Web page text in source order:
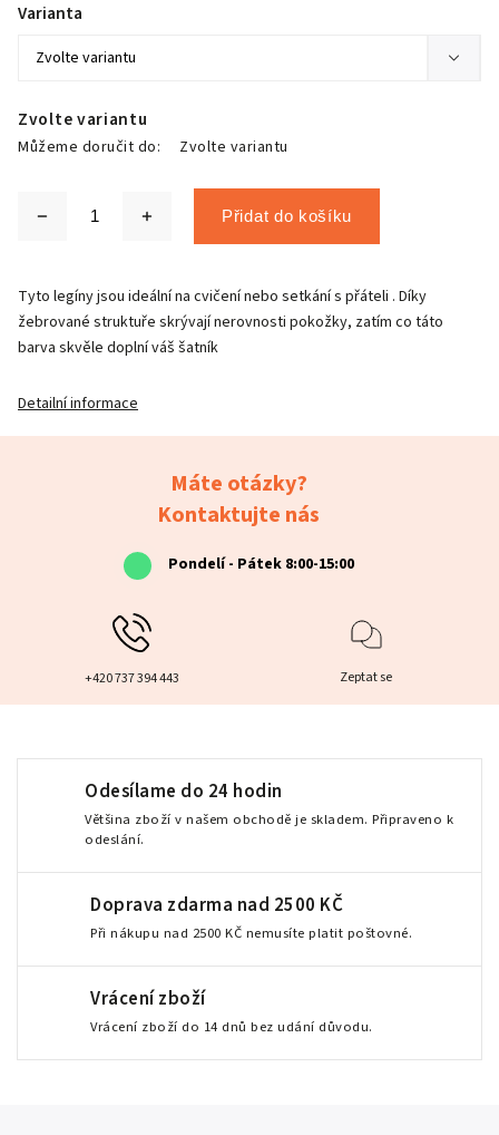
Zvolte variantu
Můžeme doručit do: Zvolte variantu
Varianta
Přidat do košíku
Tyto legíny jsou ideální na cvičení nebo setkání s přáteli . Díky
žebrované struktuře skrývají nerovnosti pokožky, zatím co táto
barva skvěle doplní váš šatník
Detailní informace
Máte otázky?
Kontaktujte nás
Pondelí - Pátek 8:00-15:00
+420 737 394 443 Zeptat se
Odesílame do 24 hodin
Většina zboží v našem obchodě je skladem. Připraveno k
odeslání.
Doprava zdarma nad 2500 KČ
Při nákupu nad 2500 KČ nemusíte platit poštovné.
Vrácení zboží
Vrácení zboží do 14 dnů bez udání důvodu.